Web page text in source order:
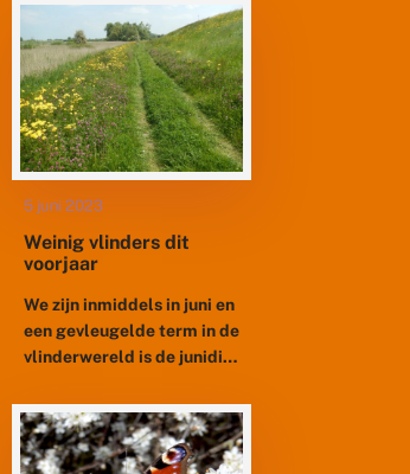
land voor en lijken
vergelijkbare eisen...
5 juni 2023
Weinig vlinders dit
voorjaar
We zijn inmiddels in juni en
een gevleugelde term in de
vlinderwereld is de junidip.
na een kleine piek in...